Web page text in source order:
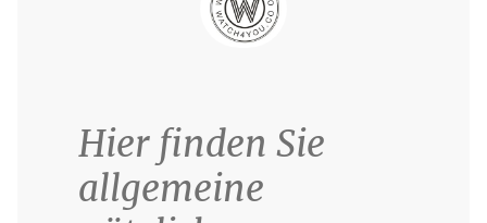
Hier finden Sie
allgemeine